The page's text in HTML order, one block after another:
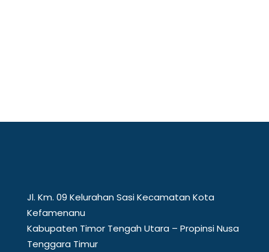
Jl. Km. 09 Kelurahan Sasi Kecamatan Kota
Kefamenanu
Kabupaten Timor Tengah Utara – Propinsi Nusa
Tenggara Timur